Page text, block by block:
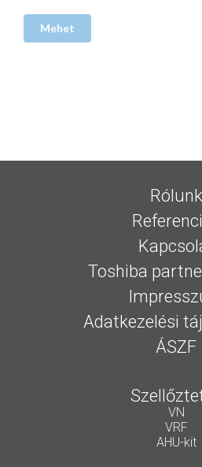
Rólunk
Toshiba
Adatkezelési
ÁSZF
VN
VRF
AHU-kit